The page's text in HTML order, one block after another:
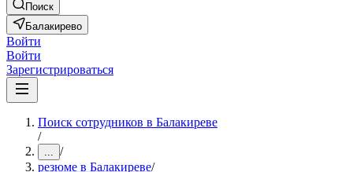
Поиск
Балакирево
Войти
Войти
Зарегистрироваться
Поиск сотрудников в Балакиреве
/
... /
резюме в Балакиреве/